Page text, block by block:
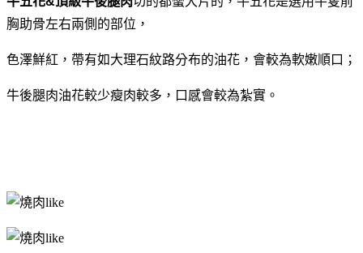
胸助骨左右兩側的部位，
色澤鮮紅， 帶有如大理石紋路分布的油花， 會較為軟嫩順口；
牛後腿肉油花較少瘦肉較多，口感會較為紮實。